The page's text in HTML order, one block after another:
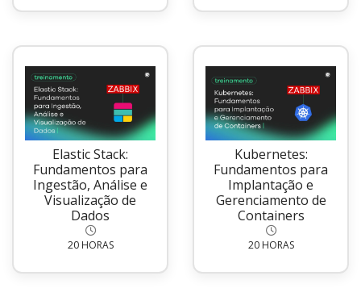
Elastic Stack:
Fundamentos para
Ingestão, Análise e
Visualização de
Dados
20 HORAS
Kubernetes:
Fundamentos para
Implantação e
Gerenciamento de
Containers
20 HORAS